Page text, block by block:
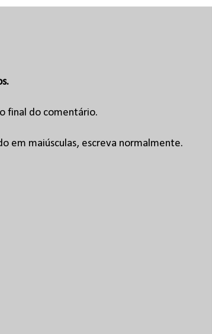
final do comentário.
em maiúsculas, escreva normalmente.